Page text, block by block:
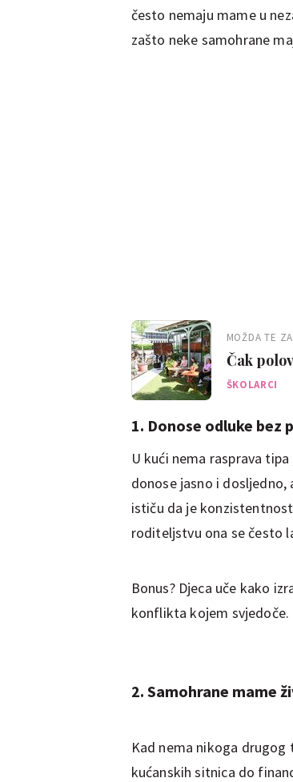
često nemaju mame u
zašto neke samohrane
MOŽDA TE
Čak
ono što
ŠKOLARCI
1. Donose odluke bez
U kući nema rasprava
donose jasno i
ističu da je
roditeljstvu ona se često
Bonus? Djeca uče kako
konflikta kojem svjedoče.
2. Samohrane mame
Kad nema nikoga drugog
kućanskih sitnica do